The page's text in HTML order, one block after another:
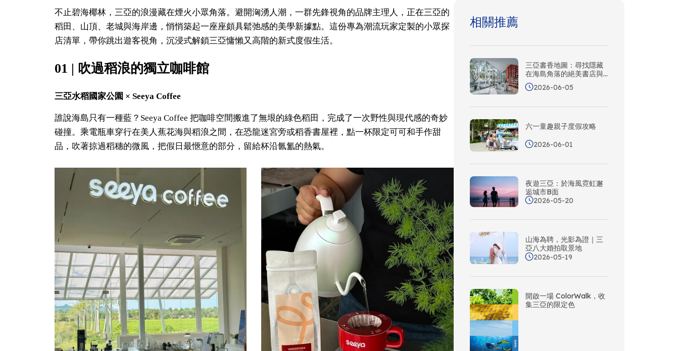
不止碧海椰林，三亞的浪漫藏在煙火小眾角落。避開洶湧人潮，一群先鋒視角的品牌主理人，正在三亞的
稻田、山頂、老城與海岸邊，悄悄築起一座座頗具鬆弛感的美學新據點。這份專為潮流玩家定製的小眾探
店清單，帶你跳出遊客視角，沉浸式解鎖三亞慵懶又高階的新式度假生活。
01 | 吹過稻浪的獨立咖啡館
三亞水稻國家公園 × Seeya Coffee
誰說海島只有一種藍？Seeya Coffee 把咖啡空間搬進了無垠的綠色稻田，完成了一次野性與現代感的奇妙
碰撞。乘電瓶車穿行在美人蕉花海與稻浪之間，在恐龍迷宮旁或稻香書屋裡，點一杯限定可可和手作甜
品，吹著掠過稻穗的微風，把假日最愜意的部分，留給杯沿氤氳的熱氣。
相關推薦
三亞書香地圖：尋找隱藏
在海島角落的絕美書店與
空間
2026-06-05
六一童趣親子度假攻略
2026-06-01
夜遊三亞：於海風霓虹邂
逅城市B面
2026-05-20
山海為聘，光影為證｜三
亞八大婚拍取景地
2026-05-19
開啟一場 ColorWalk，收
集三亞的限定色